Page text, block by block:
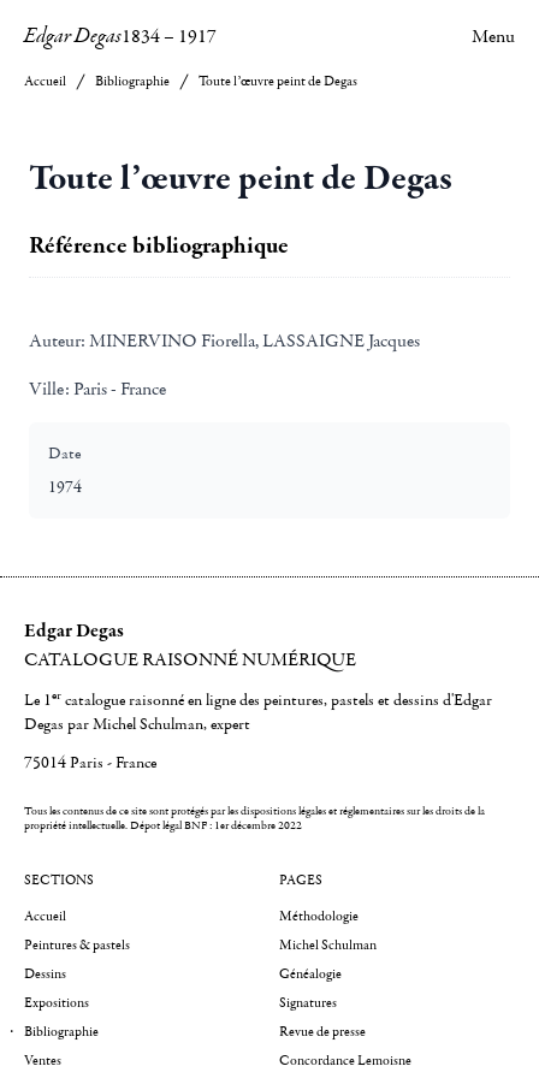
Edgar Degas1834– 1917 Menu
Accueil Bibliographie Toute l’œuvre peint de Degas
Toute l’œuvre peint de Degas
Référence bibliographique
Auteur: MINERVINO Fiorella, LASSAIGNE Jacques
Ville: Paris - France
Date
1974
Edgar Degas
CATALOGUE RAISONNÉ NUMÉRIQUE
Le 1er catalogue raisonné en ligne des peintures, pastels et dessins d'Edgar
Degas par Michel Schulman, expert
75014 Paris - France
Tous les contenus de ce site sont protégés par les dispositions légales et réglementaires sur les droits de la
propriété intellectuelle.Dépot légal BNF : 1er décembre 2022
SECTIONS
Accueil
Peintures & pastels
Dessins
Expositions
Bibliographie
Ventes
PAGES
Méthodologie
Michel Schulman
Généalogie
Signatures
Revue de presse
Concordance Lemoisne